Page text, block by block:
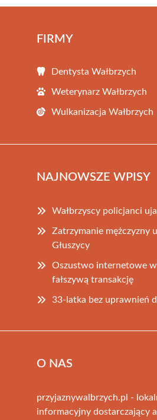
FIRMY
Dentysta Wałbrzych
Weterynarz Wałbrzych
Wulkanizacja Wałbrzych
NAJNOWSZE WPISY
Wałbrzyscy policjanci
Zatrzymanie mężczyzny
Głuszycy
Oszustwo internetowe w
fałszywą transakcję
33-latka bez uprawnień
O NAS
przyjaznywalbrzych.pl -
informacyjny dostarczający